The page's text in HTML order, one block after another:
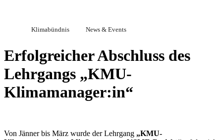
Klimabündnis News & Events
Erfolgreicher Abschluss des
Lehrgangs „KMU-
Klimamanager:in“
Von Jänner bis März wurde der Lehrgang „KMU-